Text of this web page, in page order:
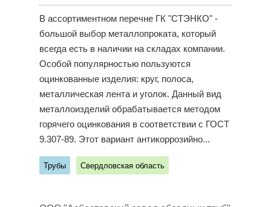
В ассортиментном перечне ГК "СТЭНКО" -
большой выбор металлопроката, который
всегда есть в наличии на складах компании.
Особой популярностью пользуются
оцинкованные изделия: круг, полоса,
металлическая лента и уголок. Данный вид
металлоизделий обрабатывается методом
горячего оцинкования в соответствии с ГОСТ
9.307-89. Этот вариант антикоррозийно...
Трубы Свердловская область